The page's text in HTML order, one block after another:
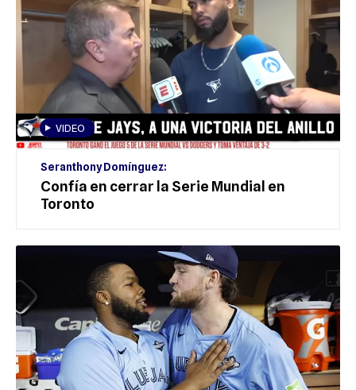
VIDEO
Seranthony Domínguez:
Confía en cerrar la Serie Mundial en
Toronto